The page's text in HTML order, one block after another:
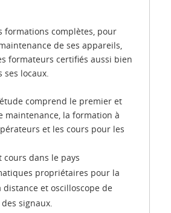
formations complètes, pour
de ses appareils,
formateurs certifiés aussi bien
ses locaux.
comprend le premier et
maintenance, la formation à
et les cours pour les
cours dans le pays
propriétaires pour la
distance et oscilloscope de
signaux.